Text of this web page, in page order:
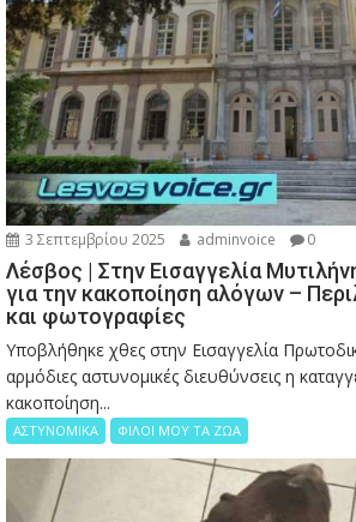
3 Σεπτεμβρίου 2025 adminvoice 0
Λέσβος | Στην Εισαγγελία
για την κακοποίηση αλόγων –
και φωτογραφίες
Υποβλήθηκε χθες στην Εισαγγελία
αρμόδιες αστυνομικές διευθύνσεις η
κακοποίηση...
ΑΣΤΥΝΟΜΙΚΑ ΦΙΛΟΙ ΜΟΥ ΤΑ ΖΩΑ